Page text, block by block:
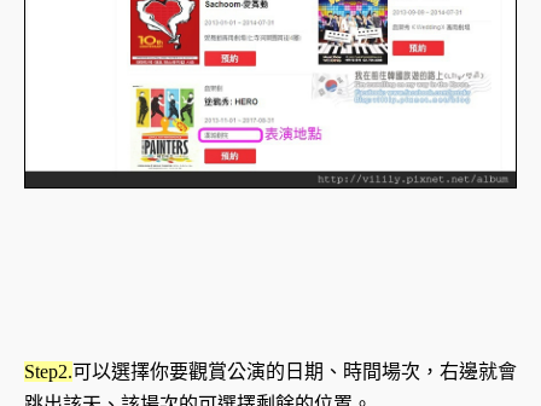
Step2.可以選擇你要觀賞公演的日期、時間場次，右邊就會